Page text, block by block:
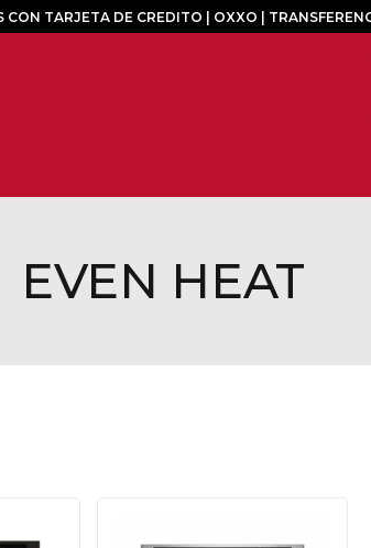
CON TARJETA DE CREDITO | OXXO |
EVEN HEAT